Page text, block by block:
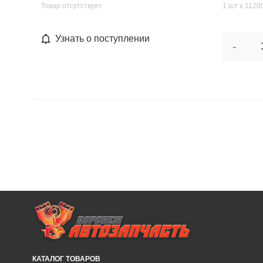
Товар отсутствует
Узнать о поступлении
1 шт х
-
КАТАЛОГ ТОВАРОВ